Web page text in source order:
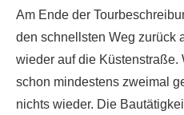
Am Ende der
den schnellsten Weg zurück
wieder auf die Küstenstraße.
schon mindestens zweimal
nichts wieder. Die